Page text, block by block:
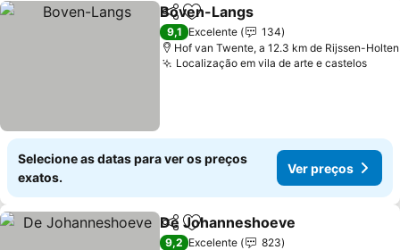
PartilharAdicionar aos favoritos
Boven-Langs
9,1 Excelente
134
Hof van Twente, a 12.3 km de Rijssen-Holten
Localização em vila de arte e castelosVer
Selecione as datas para ver os preços
exatos.
Ver preços
PartilharAdicionar aos favoritos
De Johanneshoeve
9,2 Excelente
823